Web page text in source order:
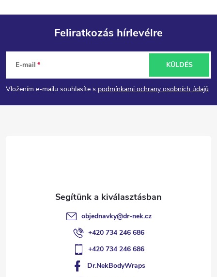
L
á
b
Feliratkozás hírlevélre
E-mail
Vložením e-mailu souhlasíte s podmínkami ochrany osobních údajů
KÜLDÉS
objednavky@dr-nek.cz
+420 734 246 686
+420 734 246 686
Dr.NekBodyWraps